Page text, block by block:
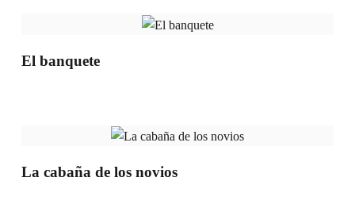
El banquete
La cabaña de los novios